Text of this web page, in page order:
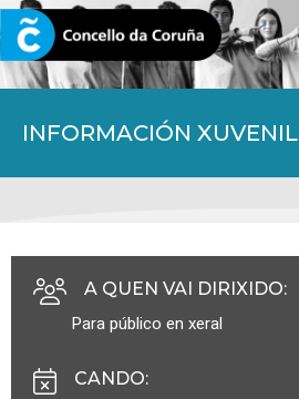
INFORMACIÓN XUVENIL
CORUNA.GAL
A QUEN VAI DIRIXIDO:
Para público en xeral
CANDO: